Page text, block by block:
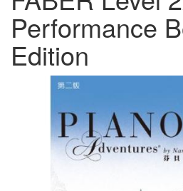
Performance
Edition